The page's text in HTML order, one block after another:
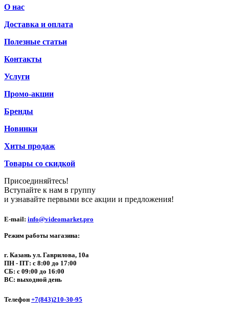
О нас
Доставка и оплата
Полезные статьи
Контакты
Услуги
Промо-акции
Бренды
Новинки
Хиты продаж
Товары со скидкой
Присоединяйтесь!
Вступайте к нам в группу
и узнавайте первыми все акции и предложения!
E-mail: info@videomarket.pro
Режим работы магазина:
г. Казань ул. Гаврилова, 10а
ПН - ПТ: с 8:00 до 17:00
СБ: с 09:00 до 16:00
ВС: выходной день
Телефон +7(843)210-30-95